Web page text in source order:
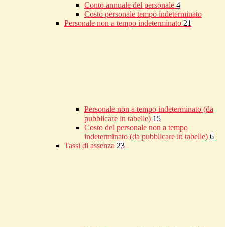
Conto annuale del personale 4
Costo personale tempo indeterminato
Personale non a tempo indeterminato 21
Personale non a tempo indeterminato (da
pubblicare in tabelle) 15
Costo del personale non a tempo
indeterminato (da pubblicare in tabelle) 6
Tassi di assenza 23